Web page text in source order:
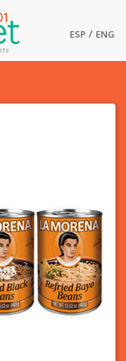
ESP / ENG